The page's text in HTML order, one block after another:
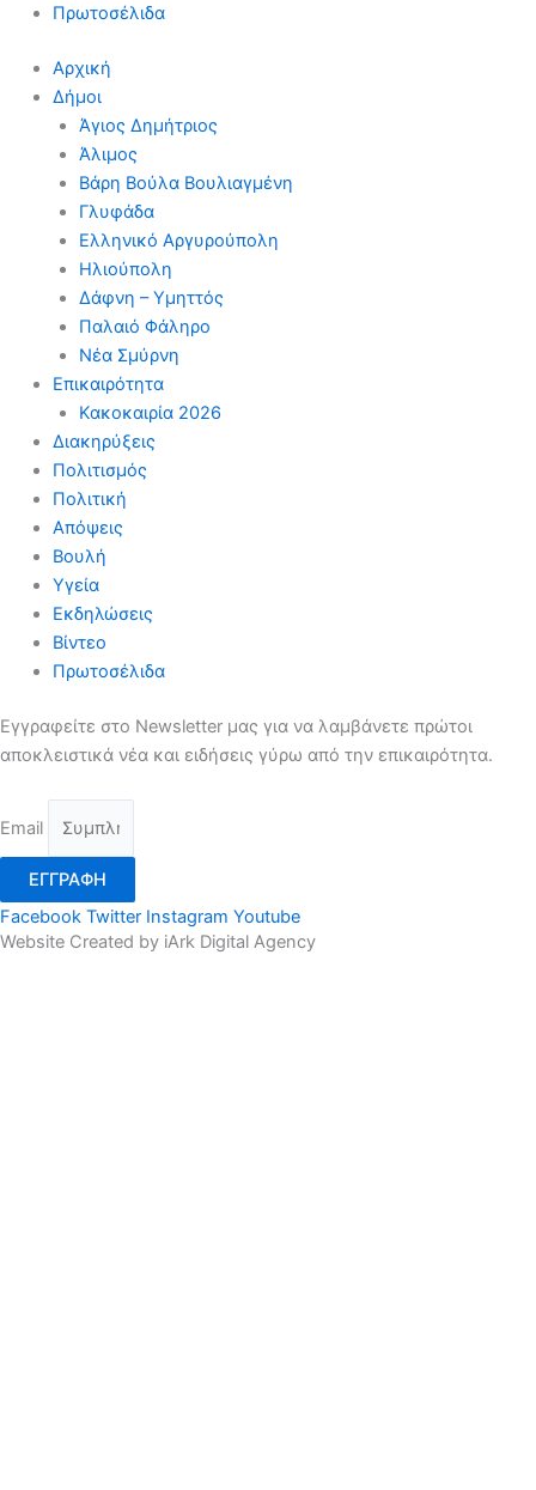
Πρωτοσέλιδα
Αρχική
Δήμοι
Άγιος Δημήτριος
Άλιμος
Βάρη Βούλα Βουλιαγμένη
Γλυφάδα
Ελληνικό Αργυρούπολη
Ηλιούπολη
Δάφνη – Υμηττός
Παλαιό Φάληρο
Νέα Σμύρνη
Επικαιρότητα
Κακοκαιρία 2026
Διακηρύξεις
Πολιτισμός
Πολιτική
Απόψεις
Βουλή
Υγεία
Εκδηλώσεις
Βίντεο
Πρωτοσέλιδα
Εγγραφείτε στο Newsletter μας για να λαμβάνετε πρώτοι
αποκλειστικά νέα και ειδήσεις γύρω από την επικαιρότητα.
Email
ΕΓΓΡΑΦΗ
Facebook Twitter Instagram Youtube
Website Created by iArk Digital Agency